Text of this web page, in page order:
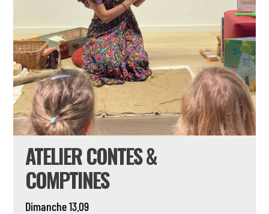
ATELIER CONTES &
COMPTINES
Dimanche 13.09